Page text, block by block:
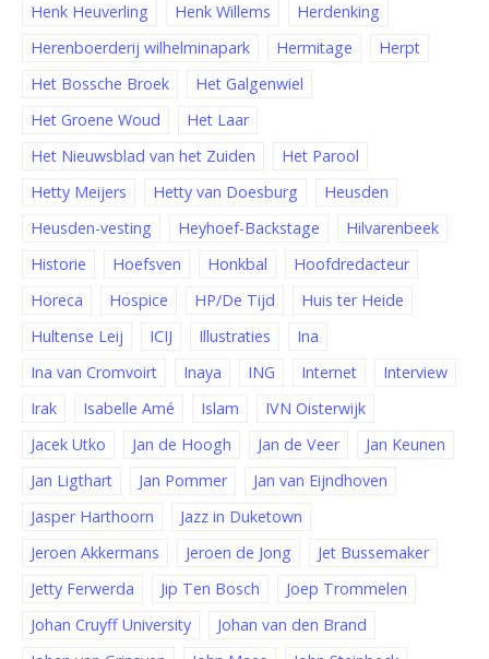
Henk Heuverling
Henk Willems
Herdenking
Herenboerderij wilhelminapark
Hermitage
Herpt
Het Bossche Broek
Het Galgenwiel
Het Groene Woud
Het Laar
Het Nieuwsblad van het Zuiden
Het Parool
Hetty Meijers
Hetty van Doesburg
Heusden
Heusden-vesting
Heyhoef-Backstage
Hilvarenbeek
Historie
Hoefsven Honkbal
Hoofdredacteur
Horeca
Hospice HP/De Tijd
Huis ter Heide
Hultense Leij
ICIJ Illustraties
Ina
Ina van Cromvoirt
Inaya ING Internet
Interview
Irak
Isabelle Amé Islam
IVN Oisterwijk
Jacek Utko
Jan de Hoogh Jan de Veer
Jan Keunen
Jan Ligthart
Jan Pommer
Jan van Eijndhoven
Jasper Harthoorn
Jazz in Duketown
Jeroen Akkermans
Jeroen de Jong
Jet Bussemaker
Jetty Ferwerda
Jip Ten Bosch
Joep Trommelen
Johan Cruyff University
Johan van den Brand